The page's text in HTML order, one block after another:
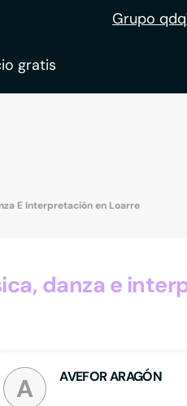
Grupo qdq
gratis
E Interpretación en Loarre
danza e
A AVEFOR ARAGÓN